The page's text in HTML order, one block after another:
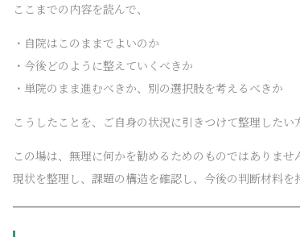
ここまでの内容を読んで、
・自院はこのままでよいのか
・今後どのように整えていくべきか
・単院のまま進むべきか、別の選択肢を考えるべきか
こうしたことを、ご自身の状況に引きつけて整理した
この場は、無理に何かを勧めるためのものではありませ
現状を整理し、課題の構造を確認し、今後の判断材料を